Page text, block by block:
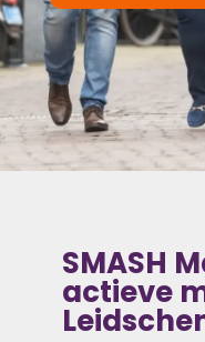
SMASH
actieve